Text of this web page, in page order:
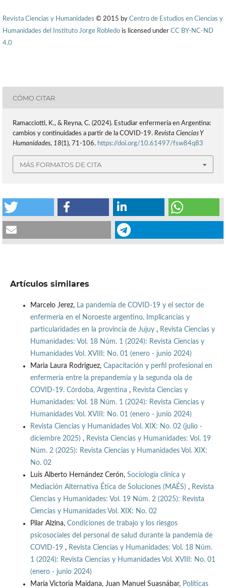
Revista Ciencias y Humanidades © 2015 by Centro de Estudios en Ciencias y
Humanidades del Instituto Jorge Robledo is licensed under CC BY-NC-ND
4.0
CÓMO CITAR
Ramacciotti, K., & Reyna, C. (2024). Estudiar enfermería en Argentina:
cambios y continuidades a partir de la COVID-19. Revista Ciencias Y
Humanidades, 18(1), 71-106. https://doi.org/10.61497/fsw84q83
MÁS FORMATOS DE CITA
Artículos similares
Marcelo Jerez, La pandemia de COVID-19 y el sector de
enfermería en el Noroeste argentino. Implicancias y
particularidades en la provincia de Jujuy , Revista Ciencias y
Humanidades: Vol. 18 Núm. 1 (2024): Revista Ciencias y
Humanidades Vol. XVIII: No. 01 (enero - junio 2024)
Maria Laura Rodriguez, Capacitación y perfil profesional en
enfermería entre la prepandemia y la segunda ola de
COVID-19. Córdoba, Argentina , Revista Ciencias y
Humanidades: Vol. 18 Núm. 1 (2024): Revista Ciencias y
Humanidades Vol. XVIII: No. 01 (enero - junio 2024)
Revista Ciencias y Humanidades Vol. XIX: No. 02 (julio -
diciembre 2025) , Revista Ciencias y Humanidades: Vol. 19
Núm. 2 (2025): Revista Ciencias y Humanidades Vol. XIX:
No. 02
Luis Alberto Hernández Cerón, Sociología clínica y
Mediación Alternativa Ética de Soluciones (MAÉS) , Revista
Ciencias y Humanidades: Vol. 19 Núm. 2 (2025): Revista
Ciencias y Humanidades Vol. XIX: No. 02
Pilar Alzina, Condiciones de trabajo y los riesgos
psicosociales del personal de salud durante la pandemia de
COVID-19 , Revista Ciencias y Humanidades: Vol. 18 Núm.
1 (2024): Revista Ciencias y Humanidades Vol. XVIII: No. 01
(enero - junio 2024)
María Victoria Maidana, Juan Manuel Suasnábar, Políticas